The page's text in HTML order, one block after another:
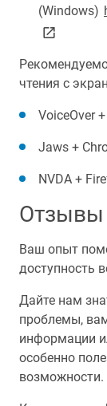
(Windows)
чтения с
VoiceOver
Jaws +
NVDA +
Отзывы
Ваш опыт
доступность
Дайте нам
проблемы,
информации
особенно
возможности.